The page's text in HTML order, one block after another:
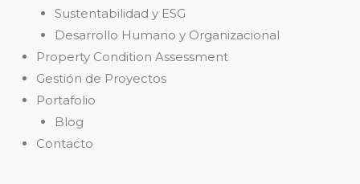
Sustentabilidad y ESG
Desarrollo Humano y Organizacional
Property Condition Assessment
Gestión de Proyectos
Portafolio
Blog
Contacto